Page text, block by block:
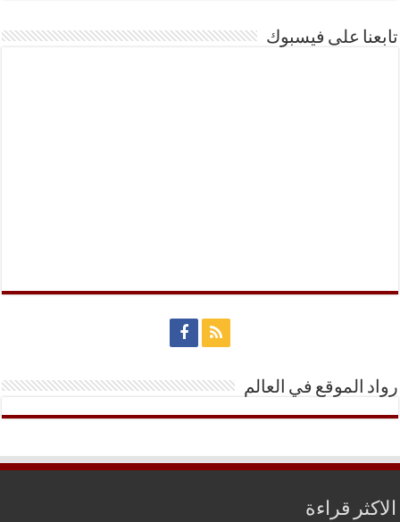
تابعنا على فيسبوك
رواد الموقع في العالم
الاكثر قراءة